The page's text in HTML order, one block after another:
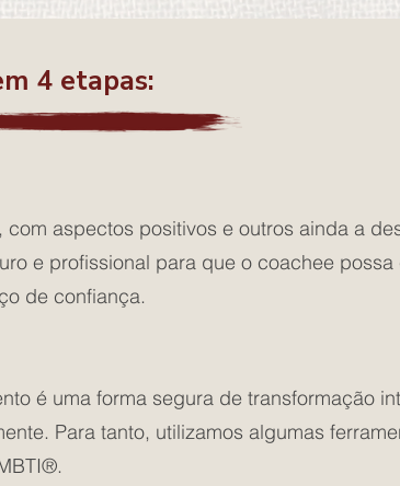
4 etapas:
aspectos positivos e outros ainda a
e profissional para que o coachee possa
de confiança.
é uma forma segura de transformação
Para tanto, utilizamos algumas